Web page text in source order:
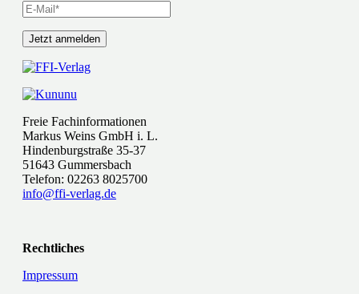
Freie Fachinformationen
Markus Weins GmbH i. L.
Hindenburgstraße 35-37
51643 Gummersbach
Telefon: 02263 8025700
info@ffi-verlag.de
Rechtliches
Impressum